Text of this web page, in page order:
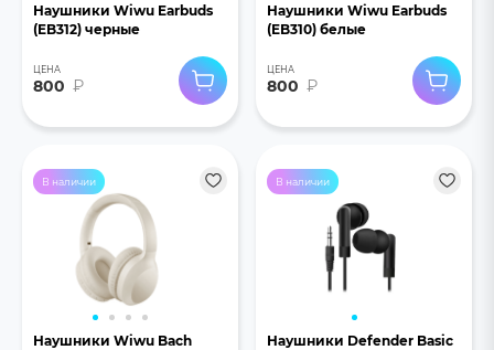
Наушники Wiwu Earbuds
(EB312) черные
ЦЕНА
800 ₽
Наушники Wiwu Earbuds
(EB310) белые
ЦЕНА
800 ₽
В наличии
Наушники Wiwu Bach
В наличии
Наушники Defender Basic